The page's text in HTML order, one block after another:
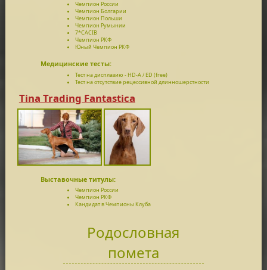
Чемпион России
Чемпион Болгарии
Чемпион Польши
Чемпион Румынии
7*CACIB
Чемпион РКФ
Юный Чемпион РКФ
Медицинские тесты:
Тест на дисплазию - HD-A / ED (free)
Тест на отсутствие рецессивной длинношерстности
Tina Trading Fantastica
Выставочные титулы:
Чемпион России
Чемпион РКФ
Кандидат в Чемпионы Клуба
Родословная
помета